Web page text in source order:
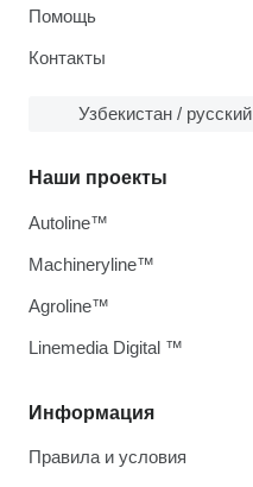
Помощь
Контакты
Узбекистан / русский
Информация
Правила и условия
Наши проекты
Autoline™
Machineryline™
Agroline™
Linemedia Digital ™